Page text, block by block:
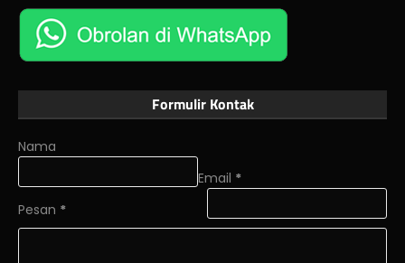
Formulir Kontak
Nama
Email *
Pesan *